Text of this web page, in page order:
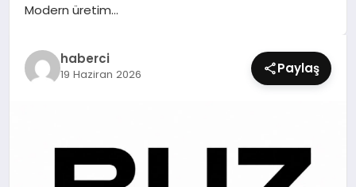
YAŞAM
Modern üretim…
haberci
19 Haziran 2026 Paylaş